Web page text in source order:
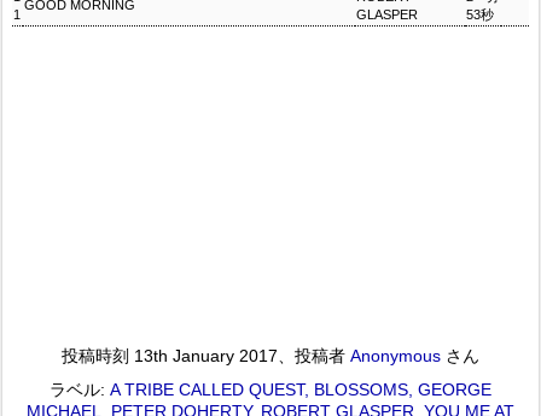
1
GOOD MORNING
GLASPER
53秒
投稿時刻 13th January 2017 、投稿者 Anonymous さん
ラベル: A TRIBE CALLED QUEST BLOSSOMS GEORGE
MICHAEL
PETER DOHERTY ROBERT GLASPER YOU ME AT